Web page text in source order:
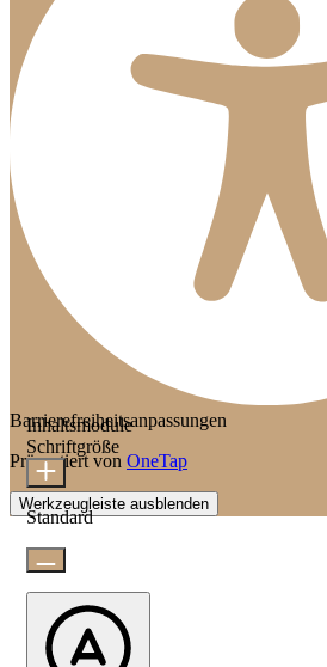
Barrierefreiheitsanpassungen
Präsentiert von OneTap
Werkzeugleiste ausblenden
Inhaltsmodule
Schriftgröße
Standard